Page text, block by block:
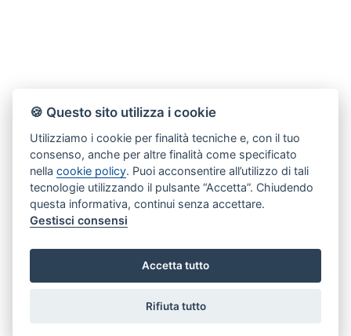
🍪 Questo sito utilizza i cookie
Utilizziamo i cookie per finalità tecniche e, con il tuo
consenso, anche per altre finalità come specificato
nellacookie policy. Puoi acconsentire all’utilizzo di tali
tecnologie utilizzando il pulsante “Accetta”. Chiudendo
questa informativa, continui senza accettare.
Gestisci consensi
Accetta tutto
Rifiuta tutto